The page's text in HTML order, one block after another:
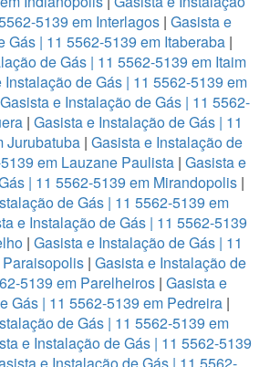
5139 em Interlagos| Gasista e
Gás | 11 5562-5139 em Itaberaba |
de Gás | 11 5562-5139 em Itaim
Instalação de Gás | 11 5562-5139 em
Gasista e Instalação de Gás | 11 5562-
| Gasista e Instalação de Gás | 11
Jurubatuba| Gasista e Instalação de
em Lauzane Paulista | Gasista e
| 11 5562-5139 em Mirandopolis|
de Gás | 11 5562-5139 em
e Instalação de Gás | 11 5562-5139
| Gasista e Instalação de Gás | 11
| Gasista e Instalação de
5139 em Parelheiros| Gasista e
Gás | 11 5562-5139 em Pedreira |
de Gás | 11 5562-5139 em
e Instalação de Gás | 11 5562-5139